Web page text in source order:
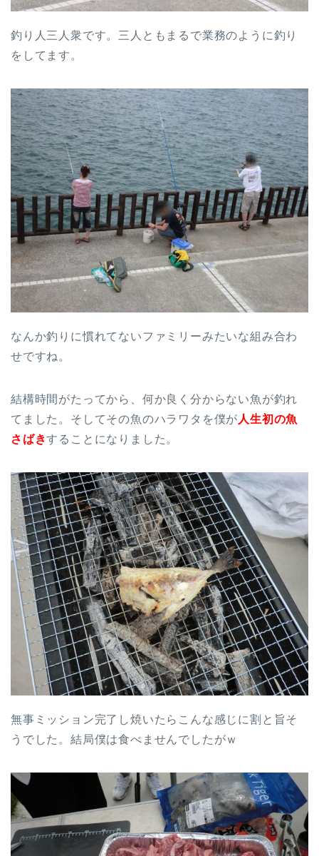
釣り人三人衆です。三人ともまるで業務のように釣り
をしてます。
なんか釣りに慣れてないファミリーみたいな組み合わ
せですね。
結構時間がたってから、何か良く分からない魚が釣れ
てました。そしてその魚のハラワタを僕が 人生初の魚
さばきすることになりました。
無事ミッション完了し焼いたらこんな感じに割と旨そ
うでした。結局僕は食べませんでしたがｗ